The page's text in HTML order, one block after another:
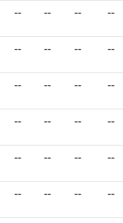
-- -- -- --
-- -- -- --
-- -- -- --
-- -- -- --
-- -- -- --
-- -- -- --